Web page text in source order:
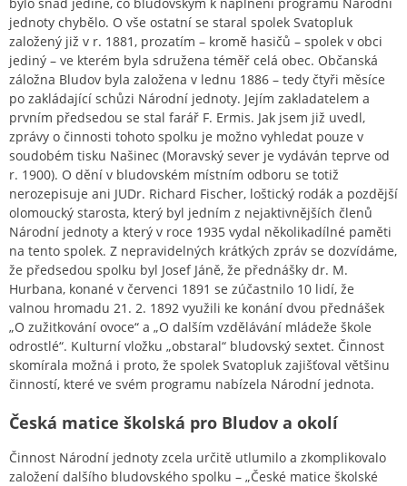
jednoty chybělo. O vše ostatní se staral spolek Svatopluk
založený již v r. 1881, prozatím – kromě hasičů – spolek v obci
jediný – ve kterém byla sdružena téměř celá obec. Občanská
záložna Bludov byla založena v lednu 1886 – tedy čtyři měsíce
po zakládající schůzi Národní jednoty. Jejím zakladatelem a
prvním předsedou se stal farář F. Ermis. Jak jsem již uvedl,
zprávy o činnosti tohoto spolku je možno vyhledat pouze v
soudobém tisku Našinec (Moravský sever je vydáván teprve od
r. 1900). O dění v bludovském místním odboru se totiž
nerozepisuje ani JUDr. Richard Fischer, loštický rodák a pozdější
olomoucký starosta, který byl jedním z nejaktivnějších členů
Národní jednoty a který v roce 1935 vydal několikadílné paměti
na tento spolek. Z nepravidelných krátkých zpráv se dozvídáme,
že předsedou spolku byl Josef Jáně, že přednášky dr. M.
Hurbana, konané v červenci 1891 se zúčastnilo 10 lidí, že
valnou hromadu 21. 2. 1892 využili ke konání dvou přednášek
„O zužitkování ovoce“ a „O dalším vzdělávání mládeže škole
odrostlé“. Kulturní vložku „obstaral“ bludovský sextet. Činnost
skomírala možná i proto, že spolek Svatopluk zajišťoval většinu
činností, které ve svém programu nabízela Národní jednota.
Česká matice školská pro Bludov a okolí
Činnost Národní jednoty zcela určitě utlumilo a zkomplikovalo
založení dalšího bludovského spolku – „České matice školské